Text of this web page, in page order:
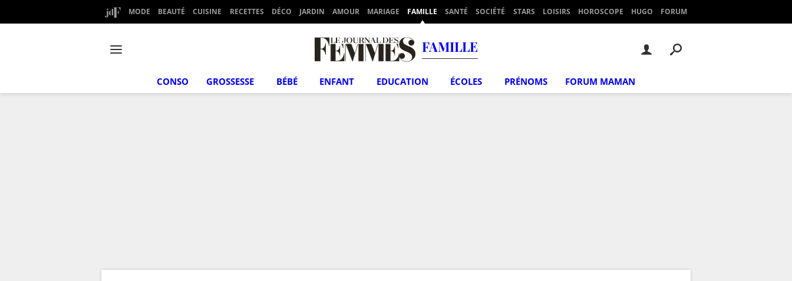
MODE BEAUTÉ CUISINE RECETTES DÉCO JARDIN AMOUR MARIAGE FAMILLE SANTÉ SOCIÉTÉ STARS LOISIRS HOROSCOPE HUGO FORUM
FAMILLE
CONSO GROSSESSE BÉBÉ ENFANT EDUCATION ÉCOLES PRÉNOMS FORUM MAMAN